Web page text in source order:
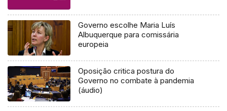
Governo escolhe Maria Luís
Albuquerque para comissária
europeia
Oposição critica postura do
Governo no combate à pandemia
(áudio)